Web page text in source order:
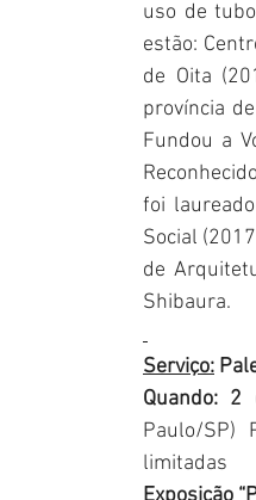
uso de
estão:
de Oita
província
Fundou a
foi
Social
de
Shibaura.
Serviço:
Quando:
Paulo/SP)
limitadas